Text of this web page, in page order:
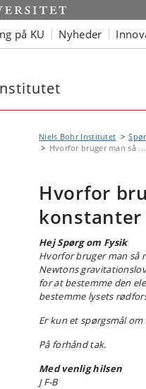
på KU Nyheder
Niels Bohr Institutet
Hvorfor bruger man så ...
Hvorfor
Hej Spørg om Fysik
Hvorfor bruger man så
Newtons
for at bestemme den
bestemme lysets
Er kun et spørgsmål
På forhånd tak.
Med venlig hilsen
J F-B